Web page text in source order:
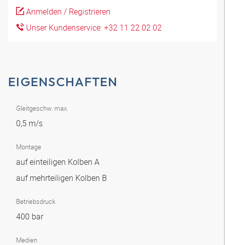
Anmelden / Registrieren
Unser Kundenservice: +32 11 22 02 02
EIGENSCHAFTEN
Gleitgeschw. max.
0,5 m/s
Montage
auf einteiligen Kolben A
auf mehrteiligen Kolben B
Betriebsdruck
400 bar
Medien